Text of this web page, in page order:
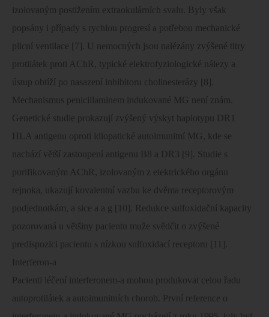
izolovaným postižením extraokulárních svalu. Byly však
popsány i případy s rychlou progresí a potřebou mechanické
plicní ventilace [7]. U nemocných jsou nalézány zvýšené titry
protilátek proti AChR, typické elektrofyziologické nálezy a
ústup obtíží po nasazení inhibitoru cholinesterázy [8].
Mechanismus penicillaminem indukované MG není znám.
Genetické studie prokazují zvýšený výskyt haplotypu DR1
HLA antigenu oproti idiopatické autoimunitní MG, kde se
nachází větší zastoupení antigenu B8 a DR3 [9]. Studie s
purifikovaným AChR, izolovaným z elektrického orgánu
rejnoka, ukazují kovalentní vazbu ke dvěma receptorovým
podjednotkám, a sice a a g [10]. Redukce sulfoxidační kapacity
pozorovaná u většiny pacientu muže svědčit o zvýšené
predispozici pacientu s nízkou sulfoxidací receptoru [11].
Interferon-a
Pacienti léčení interferonem-a mohou produkovat celou řadu
autoprotilátek a autoimunitních chorob. První reference o